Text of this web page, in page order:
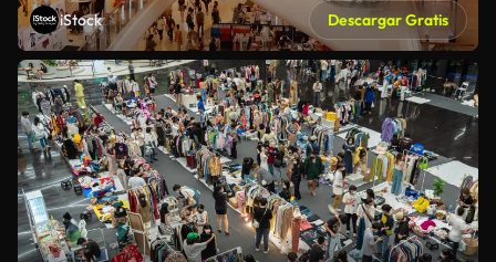
iStock Descargar Gratis